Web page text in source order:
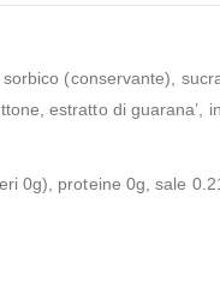
(conservante),
estratto di guarana’,
0g), proteine 0g, sale